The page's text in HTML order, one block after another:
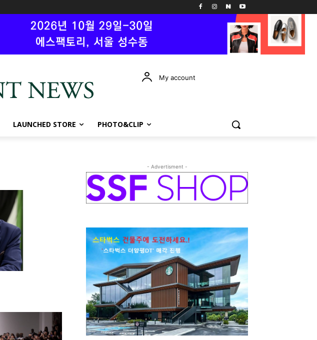
My account
LAUNCHED STORE PHOTO&CLIP
- Advertisment -